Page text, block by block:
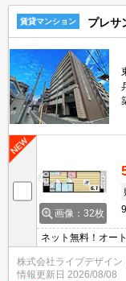
賃貸マンション プレサ
画像：32枚
ネット無料！オー
株式会社ライブデザイン
情報更新日 2026/08/08